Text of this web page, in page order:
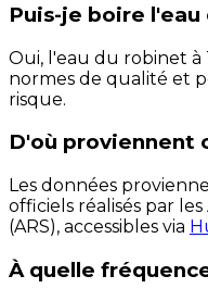
Puis-je boire
Oui, l'eau du robinet à
normes de qualité et
risque.
D'où proviennent
Les données
officiels réalisés par
(ARS), accessibles via
À quelle